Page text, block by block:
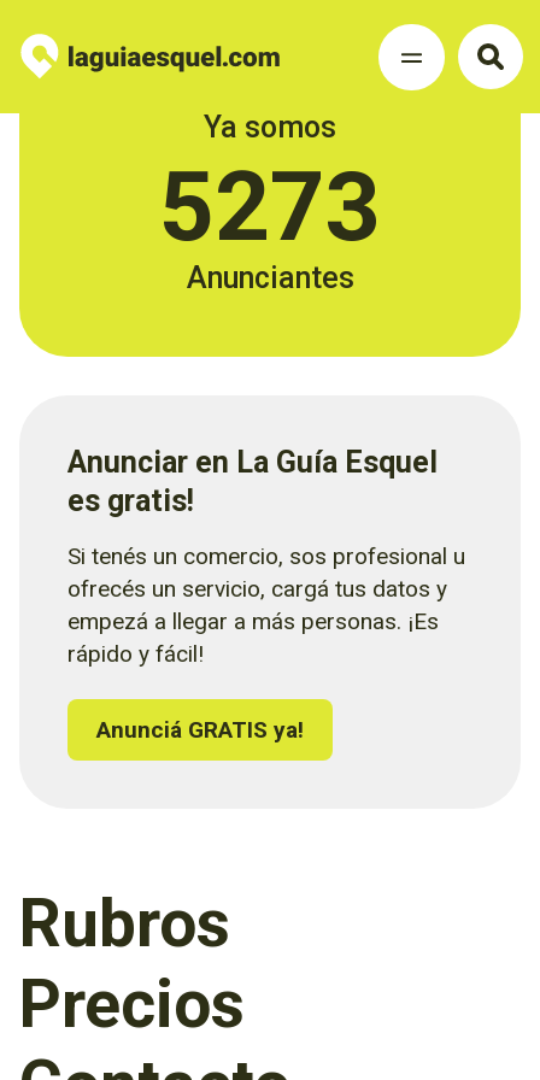
Ya somos
5273
Anunciantes
Anunciar en La Guía Esquel
es gratis!
Si tenés un comercio, sos profesional u
ofrecés un servicio, cargá tus datos y
empezá a llegar a más personas. ¡Es
rápido y fácil!
Anunciá GRATIS ya!
Rubros
Precios